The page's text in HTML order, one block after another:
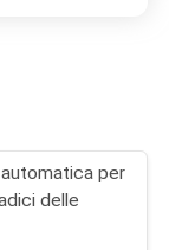
per
delle